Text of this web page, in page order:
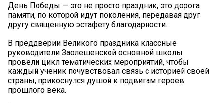
День Победы — это не просто праздник, это дорога
памяти, по которой идут поколения, передавая друг
другу священную эстафету благодарности.
В преддверии Великого праздника классные
руководители Заолешенской основной школы
провели цикл тематических мероприятий, чтобы
каждый ученик почувствовал связь с историей своей
страны, прикоснулся душой к подвигам героев
прошлого века.